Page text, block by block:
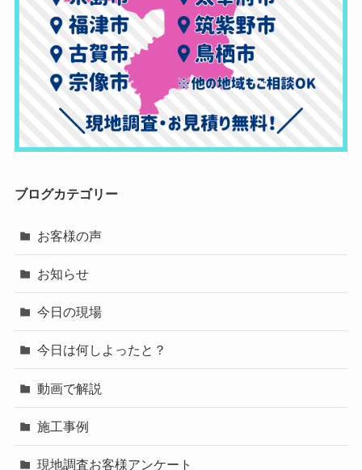
ブログカテゴリー
お客様の声
お知らせ
今日の現場
今日は何しよったと？
動画で解説
施工事例
現地調査お客様アンケート